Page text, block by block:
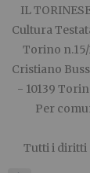
IL
Cultura
Torino
Cristiano
- 10139
Per
Tutti i diritti